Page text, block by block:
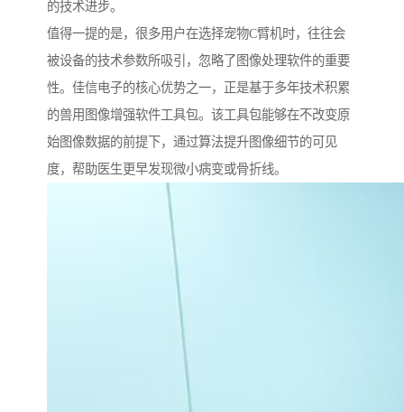
的技术进步。
值得一提的是，很多用户在选择宠物C臂机时，往往会
被设备的技术参数所吸引，忽略了图像处理软件的重要
性。佳信电子的核心优势之一，正是基于多年技术积累
的兽用图像增强软件工具包。该工具包能够在不改变原
始图像数据的前提下，通过算法提升图像细节的可见
度，帮助医生更早发现微小病变或骨折线。